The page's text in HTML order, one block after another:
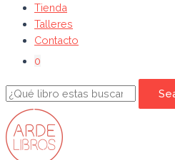
Tienda
Talleres
Contacto
0